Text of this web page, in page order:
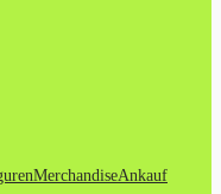
MerchandiseAnkauf